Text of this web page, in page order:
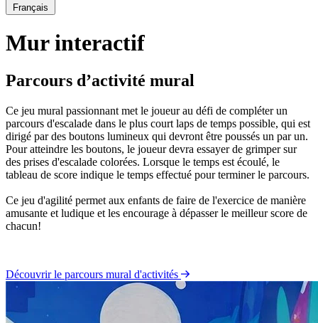
Français
Mur interactif
Parcours d’activité mural
Ce jeu mural passionnant met le joueur au défi de compléter un
parcours d'escalade dans le plus court laps de temps possible, qui est
dirigé par des boutons lumineux qui devront être poussés un par un.
Pour atteindre les boutons, le joueur devra essayer de grimper sur
des prises d'escalade colorées. Lorsque le temps est écoulé, le
tableau de score indique le temps effectué pour terminer le parcours.
Ce jeu d'agilité permet aux enfants de faire de l'exercice de manière
amusante et ludique et les encourage à dépasser le meilleur score de
chacun!
Découvrir le parcours mural d'activités